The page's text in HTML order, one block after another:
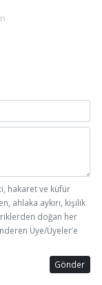
hakaret ve küfür
ahlaka aykırı, kişilik
doğan her
Üye/Üyeler’e
Gönder